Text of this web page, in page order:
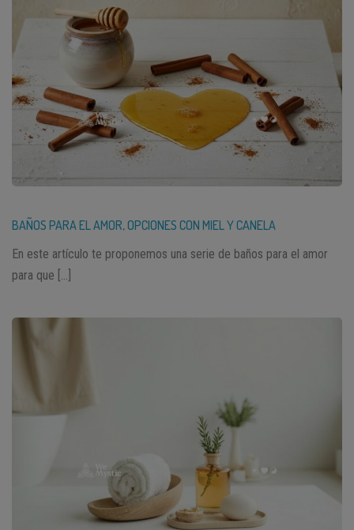
BAÑOS PARA EL AMOR, OPCIONES CON MIEL Y CANELA
En este artículo te proponemos una serie de baños para el amor
para que […]